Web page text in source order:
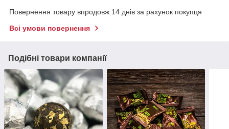
Повернення товару впродовж 14 днів за рахунок покупця
Всі умови повернення
Подібні товари компанії